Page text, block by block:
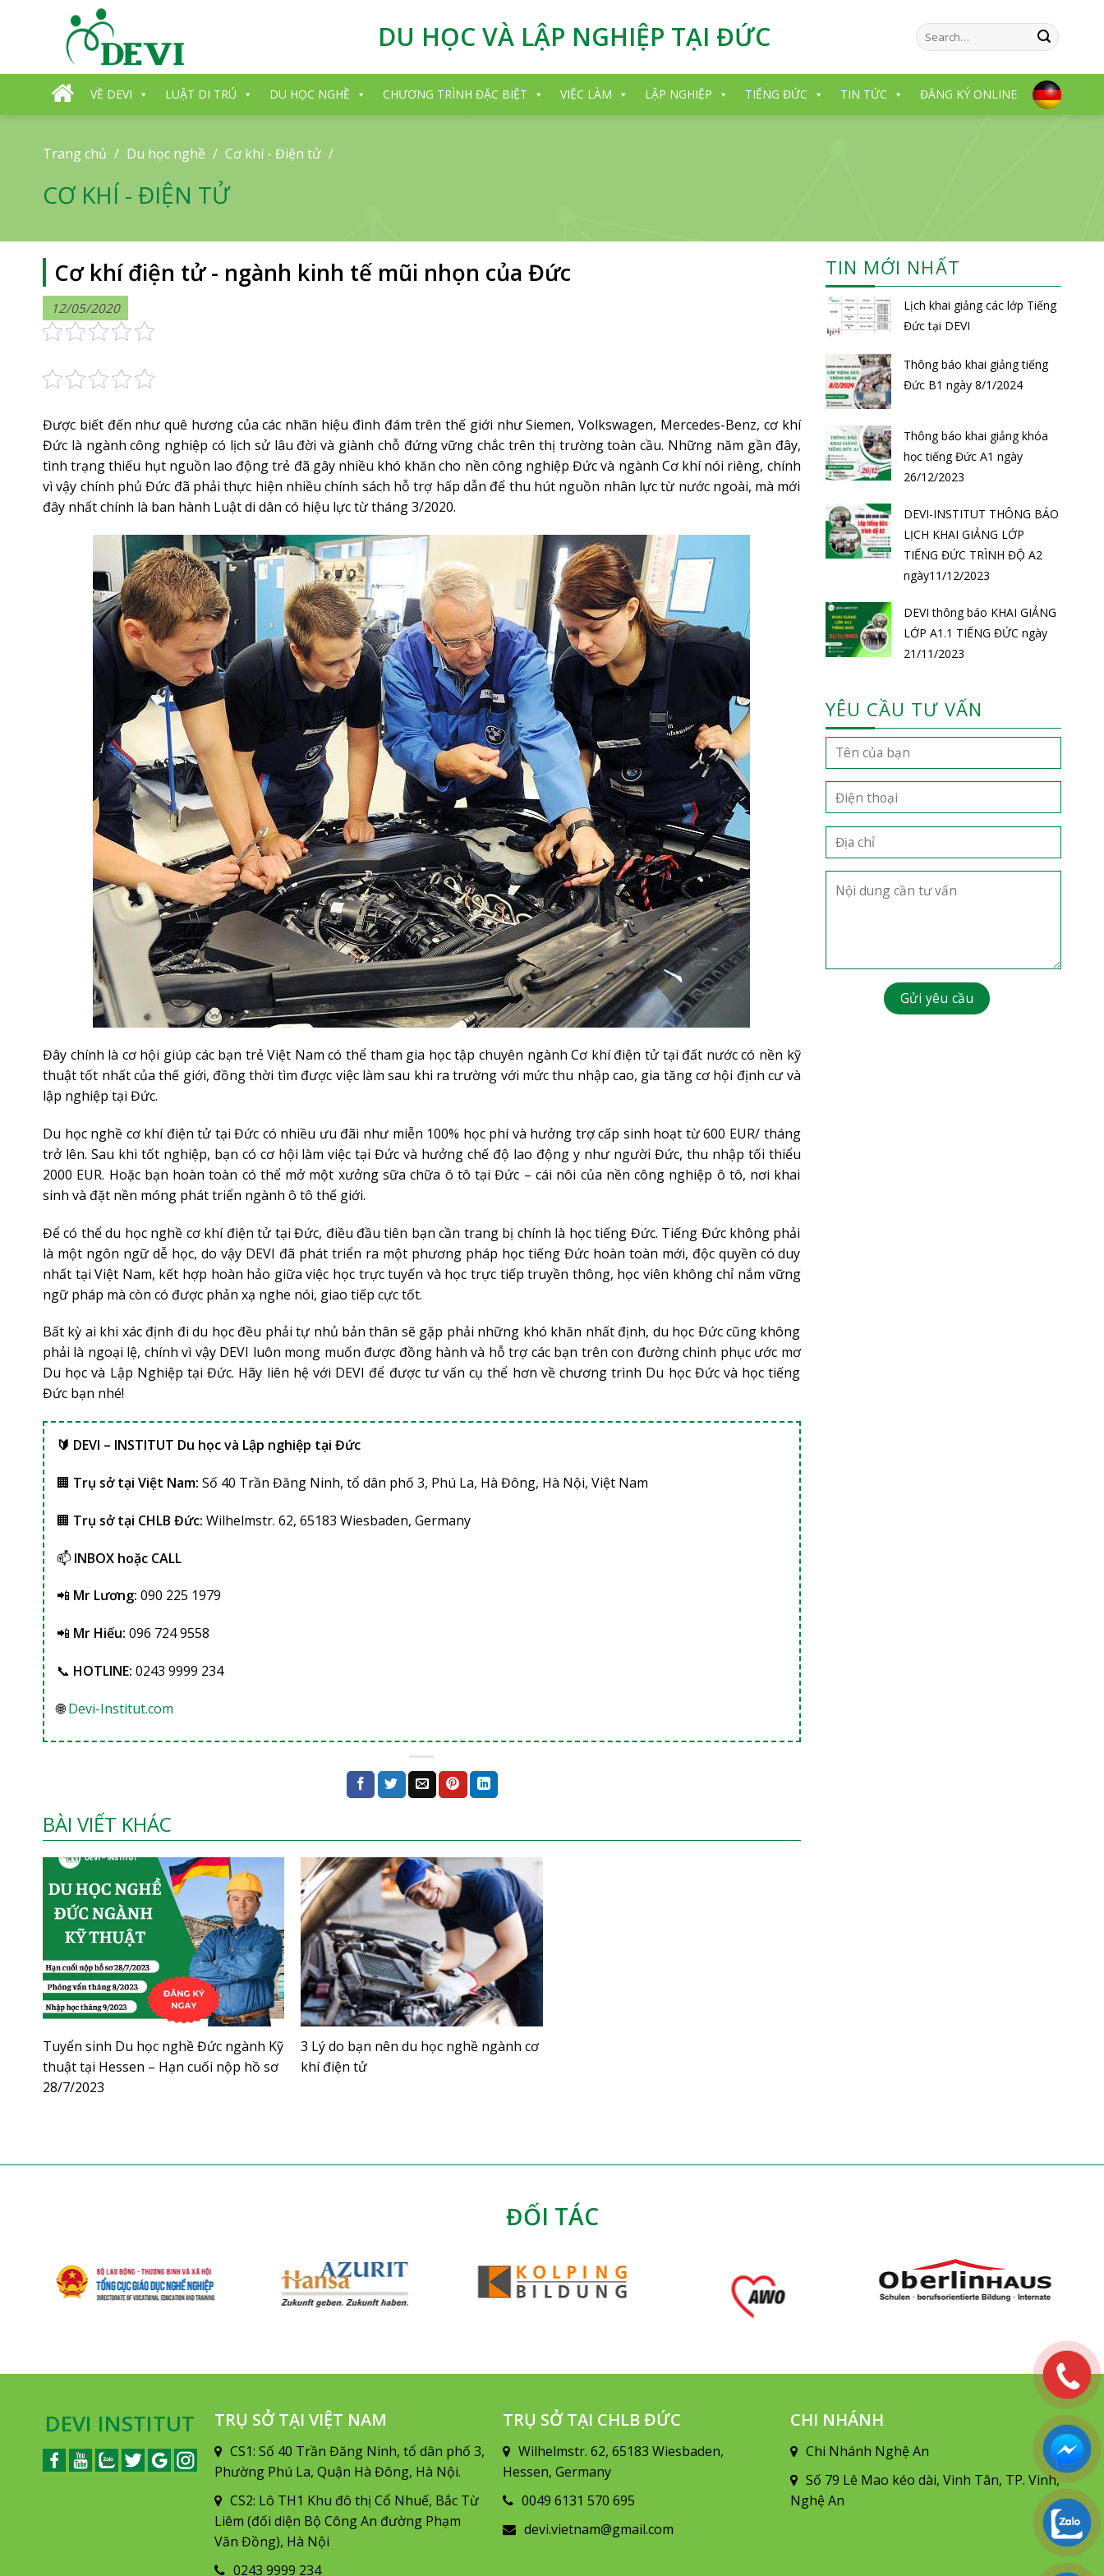
DU HỌC VÀ LẬP NGHIỆP TẠI ĐỨC
VỀ DEVI LUẬT DI TRÚ DU HỌC NGHỀ CHƯƠNG TRÌNH ĐẶC BIỆT VIỆC LÀM LẬP NGHIỆP TIẾNG ĐỨC TIN TỨC ĐĂNG KÝ ONLINE
Trang chủ / Du học nghề / Cơ khí - Điện tử /
CƠ KHÍ - ĐIỆN TỬ
Cơ khí điện tử - ngành kinh tế mũi nhọn của Đức
12/05/2020
Được biết đến như quê hương của các nhãn hiệu đình đám trên thế giới như Siemen, Volkswagen, Mercedes-Benz, cơ khí
Đức là ngành công nghiệp có lịch sử lâu đời và giành chỗ đứng vững chắc trên thị trường toàn cầu. Những năm gần đây,
tình trạng thiếu hụt nguồn lao động trẻ đã gây nhiều khó khăn cho nền công nghiệp Đức và ngành Cơ khí nói riêng, chính
vì vậy chính phủ Đức đã phải thực hiện nhiều chính sách hỗ trợ hấp dẫn để thu hút nguồn nhân lực từ nước ngoài, mà mới
đây nhất chính là ban hành Luật di dân có hiệu lực từ tháng 3/2020.
Đây chính là cơ hội giúp các bạn trẻ Việt Nam có thể tham gia học tập chuyên ngành Cơ khí điện tử tại đất nước có nền kỹ
thuật tốt nhất của thế giới, đồng thời tìm được việc làm sau khi ra trường với mức thu nhập cao, gia tăng cơ hội định cư và
lập nghiệp tại Đức.
Du học nghề cơ khí điện tử tại Đức có nhiều ưu đãi như miễn 100% học phí và hưởng trợ cấp sinh hoạt từ 600 EUR/ tháng
trở lên. Sau khi tốt nghiệp, bạn có cơ hội làm việc tại Đức và hưởng chế độ lao động y như người Đức, thu nhập tối thiểu
2000 EUR. Hoặc bạn hoàn toàn có thể mở một xưởng sữa chữa ô tô tại Đức – cái nôi của nền công nghiệp ô tô, nơi khai
sinh và đặt nền móng phát triển ngành ô tô thế giới.
Để có thể du học nghề cơ khí điện tử tại Đức, điều đầu tiên bạn cần trang bị chính là học tiếng Đức. Tiếng Đức không phải
là một ngôn ngữ dễ học, do vậy DEVI đã phát triển ra một phương pháp học tiếng Đức hoàn toàn mới, độc quyền có duy
nhất tại Việt Nam, kết hợp hoàn hảo giữa việc học trực tuyến và học trực tiếp truyền thông, học viên không chỉ nắm vững
ngữ pháp mà còn có được phản xạ nghe nói, giao tiếp cực tốt.
Bất kỳ ai khi xác định đi du học đều phải tự nhủ bản thân sẽ gặp phải những khó khăn nhất định, du học Đức cũng không
phải là ngoại lệ, chính vì vậy DEVI luôn mong muốn được đồng hành và hỗ trợ các bạn trên con đường chinh phục ước mơ
Du học và Lập Nghiệp tại Đức. Hãy liên hệ với DEVI để được tư vấn cụ thể hơn về chương trình Du học Đức và học tiếng
Đức bạn nhé!
🔰 DEVI – INSTITUT Du học và Lập nghiệp tại Đức
🏢 Trụ sở tại Việt Nam: Số 40 Trần Đăng Ninh, tổ dân phố 3, Phú La, Hà Đông, Hà Nội, Việt Nam
🏢 Trụ sở tại CHLB Đức: Wilhelmstr. 62, 65183 Wiesbaden, Germany
📫 INBOX hoặc CALL
📲 Mr Lương: 090 225 1979
📲 Mr Hiếu: 096 724 9558
📞 HOTLINE: 0243 9999 234
🌐Devi-Institut.com
BÀI VIẾT KHÁC
Tuyển sinh Du học nghề Đức ngành Kỹ
thuật tại Hessen – Hạn cuối nộp hồ sơ
28/7/2023
3 Lý do bạn nên du học nghề ngành cơ
khí điện tử
TIN MỚI NHẤT
Lịch khai giảng các lớp Tiếng
Đức tại DEVI
Thông báo khai giảng tiếng
Đức B1 ngày 8/1/2024
Thông báo khai giảng khóa
học tiếng Đức A1 ngày
26/12/2023
DEVI-INSTITUT THÔNG BÁO
LỊCH KHAI GIẢNG LỚP
TIẾNG ĐỨC TRÌNH ĐỘ A2
ngày11/12/2023
DEVI thông báo KHAI GIẢNG
LỚP A1.1 TIẾNG ĐỨC ngày
21/11/2023
YÊU CẦU TƯ VẤN
ĐỐI TÁC
DEVI INSTITUT TRỤ SỞ TẠI VIỆT NAM
CS1: Số 40 Trần Đăng Ninh, tổ dân phố 3,
Phường Phú La, Quận Hà Đông, Hà Nội.
CS2: Lô TH1 Khu đô thị Cổ Nhuế, Bắc Từ
Liêm (đối diện Bộ Công An đường Phạm
Văn Đồng), Hà Nội
0243 9999 234
TRỤ SỞ TẠI CHLB ĐỨC
Wilhelmstr. 62, 65183 Wiesbaden,
Hessen, Germany
0049 6131 570 695
devi.vietnam@gmail.com
CHI NHÁNH
Chi Nhánh Nghệ An
Số 79 Lê Mao kéo dài, Vinh Tân, TP. Vinh,
Nghệ An